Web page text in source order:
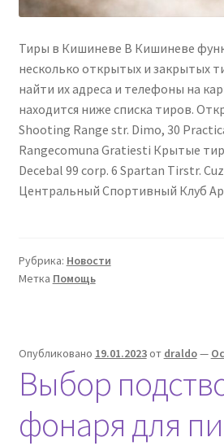
Тиры в Кишиневе В Кишиневе
несколько открытых и закрытых
найти их адреса и телефоны на
находится ниже списка тиров.
Shooting Range str. Dimo, 30
Rangecomuna Gratiesti Крытые
Decebal 99 corp. 6 Spartan Tirstr.
Центральный Спортивный Клуб
Рубрика: Новости
Метка Помощь
Опубликовано 19.01.2023от draldo—
Выбор
фонаря для